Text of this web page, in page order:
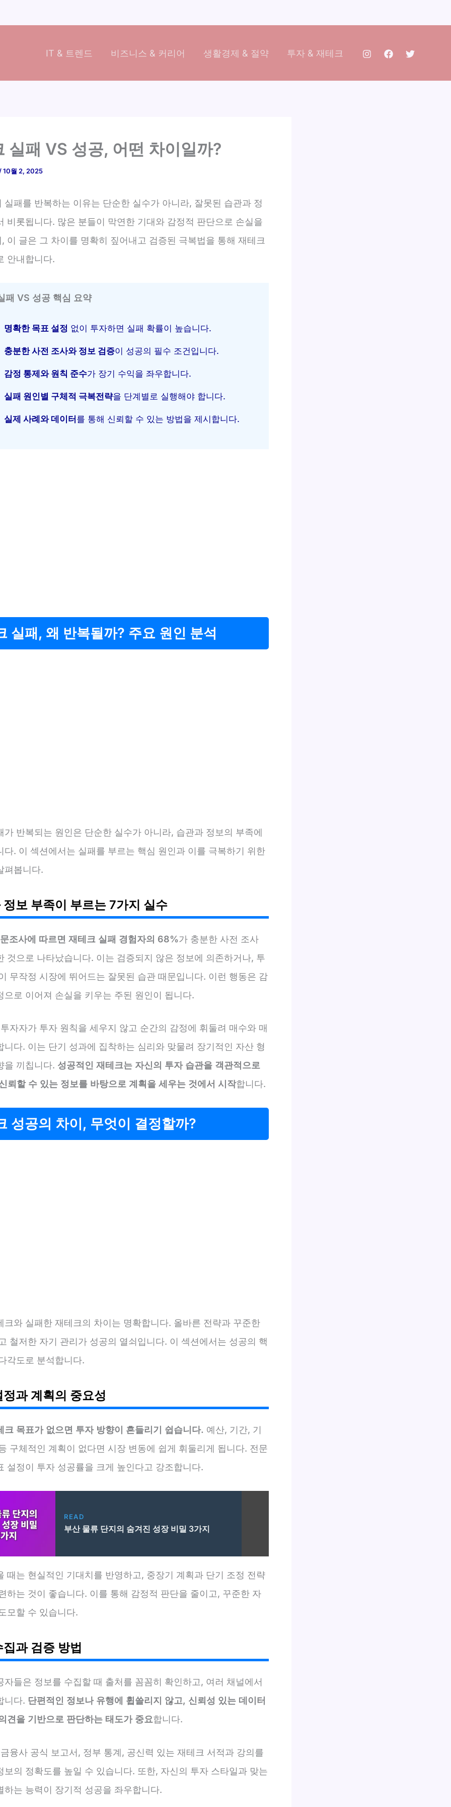
IT & 트렌드 비즈니스 & 커리어 생활경제 & 절약 투자 & 재테크
실패 VS 성공, 어떤 차이일까?
10월 2, 2025
실패를 반복하는 이유는 단순한 실수가 아니라, 잘못된 습관과 정
비롯됩니다. 많은 분들이 막연한 기대와 감정적 판단으로 손실을
이 글은 그 차이를 명확히 짚어내고 검증된 극복법을 통해 재테크
안내합니다.
패 VS 성공 핵심 요약
명확한 목표 설정 없이 투자하면 실패 확률이 높습니다.
충분한 사전 조사와 정보 검증이 성공의 필수 조건입니다.
감정 통제와 원칙 준수가 장기 수익을 좌우합니다.
실패 원인별 구체적 극복전략을 단계별로 실행해야 합니다.
실제 사례와 데이터를 통해 신뢰할 수 있는 방법을 제시합니다.
실패, 왜 반복될까? 주요 원인 분석
가 반복되는 원인은 단순한 실수가 아니라, 습관과 정보의 부족에
다. 이 섹션에서는 실패를 부르는 핵심 원인과 이를 극복하기 위한
펴봅니다.
정보 부족이 부르는 7가지 실수
조사에 따르면 재테크 실패 경험자의 68%가 충분한 사전 조사
것으로 나타났습니다. 이는 검증되지 않은 정보에 의존하거나, 투
무작정 시장에 뛰어드는 잘못된 습관 때문입니다. 이런 행동은 감
으로 이어져 손실을 키우는 주된 원인이 됩니다.
자자가 투자 원칙을 세우지 않고 순간의 감정에 휘둘려 매수와 매
니다. 이는 단기 성과에 집착하는 심리와 맞물려 장기적인 자산 형
을 끼칩니다. 성공적인 재테크는 자신의 투자 습관을 객관적으로
뢰할 수 있는 정보를 바탕으로 계획을 세우는 것에서 시작합니다.
성공의 차이, 무엇이 결정할까?
크와 실패한 재테크의 차이는 명확합니다. 올바른 전략과 꾸준한
철저한 자기 관리가 성공의 열쇠입니다. 이 섹션에서는 성공의 핵
각도로 분석합니다.
과 계획의 중요성
크 목표가 없으면 투자 방향이 흔들리기 쉽습니다. 예산, 기간, 기
구체적인 계획이 없다면 시장 변동에 쉽게 휘둘리게 됩니다. 전문
설정이 투자 성공률을 크게 높인다고 강조합니다.
READ
부산 물류 단지의 숨겨진 성장 비밀 3가지
때는 현실적인 기대치를 반영하고, 중장기 계획과 단기 조정 전략
하는 것이 좋습니다. 이를 통해 감정적 판단을 줄이고, 꾸준한 자
모할 수 있습니다.
과 검증 방법
자들은 정보를 수집할 때 출처를 꼼꼼히 확인하고, 여러 채널에서
니다. 단편적인 정보나 유행에 휩쓸리지 않고, 신뢰성 있는 데이터
견을 기반으로 판단하는 태도가 중요합니다.
융사 공식 보고서, 정부 통계, 공신력 있는 재테크 서적과 강의를
보의 정확도를 높일 수 있습니다. 또한, 자신의 투자 스타일과 맞는
하는 능력이 장기적 성공을 좌우합니다.